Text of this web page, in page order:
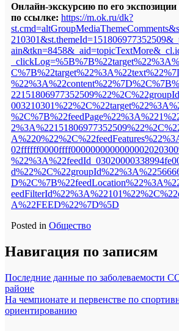
Онлайн-экскурсию по его
по ссылке: https://m.ok.ru/dk?
A%22FEED%22%7D%5D
Posted in Общество
Навигация по записям
Последние данные по заболеваемости
районе
На чемпионате и первенстве по
ориентированию